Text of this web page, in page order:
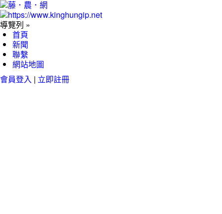
導覽列 »
首頁
新聞
聯繫
網站地圖
會員登入 | 立即註冊